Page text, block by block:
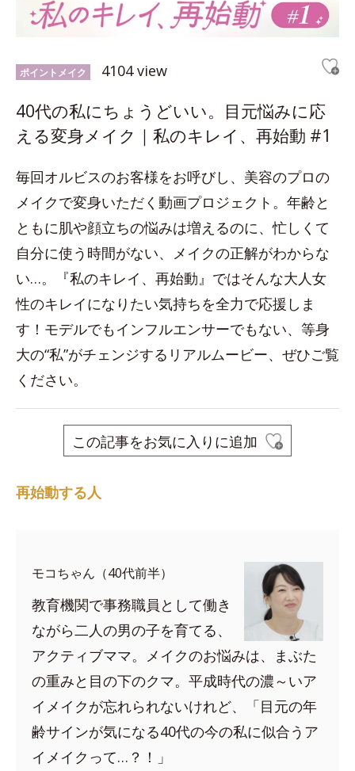
ポイントメイク 4104 view
40代の私にちょうどいい。目元悩みに応
える変身メイク｜私のキレイ、再始動 #1
毎回オルビスのお客様をお呼びし、美容のプロの
メイクで変身いただく動画プロジェクト。年齢と
ともに肌や顔立ちの悩みは増えるのに、忙しくて
自分に使う時間がない、メイクの正解がわからな
い…。『私のキレイ、再始動』ではそんな大人女
性のキレイになりたい気持ちを全力で応援しま
す！モデルでもインフルエンサーでもない、等身
大の“私”がチェンジするリアルムービー、ぜひご覧
ください。
この記事をお気に入りに追加
再始動する人
モコちゃん（40代前半）
教育機関で事務職員として働き
ながら二人の男の子を育てる、
アクティブママ。メイクのお悩みは、まぶた
の重みと目の下のクマ。平成時代の濃～いア
イメイクが忘れられないけれど、「目元の年
齢サインが気になる40代の今の私に似合うア
イメイクって…？！」